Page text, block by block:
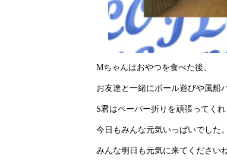
Mちゃんはおやつを食べた後、
お友達と一緒にボール遊びや風船
S君はペーパー折りを頑張ってくれ
今日もみんな元気いっぱいでした。
みんな明日も元気に来てください